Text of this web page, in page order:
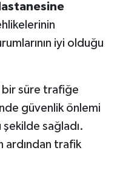
iyi olduğu
bir süre trafiğe
güvenlik önlemi
sağladı.
ardından trafik